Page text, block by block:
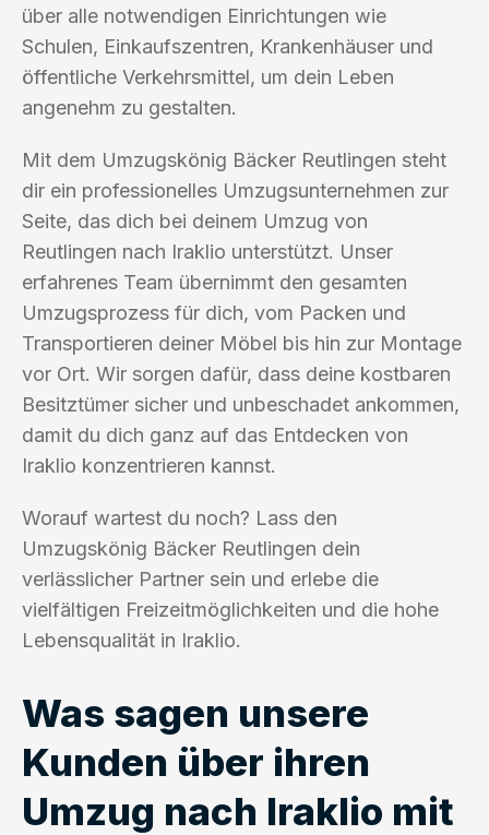
über alle notwendigen Einrichtungen wie
Schulen, Einkaufszentren, Krankenhäuser und
öffentliche Verkehrsmittel, um dein Leben
angenehm zu gestalten.
Mit dem Umzugskönig Bäcker Reutlingen steht
dir ein professionelles Umzugsunternehmen zur
Seite, das dich bei deinem Umzug von
Reutlingen nach Iraklio unterstützt. Unser
erfahrenes Team übernimmt den gesamten
Umzugsprozess für dich, vom Packen und
Transportieren deiner Möbel bis hin zur Montage
vor Ort. Wir sorgen dafür, dass deine kostbaren
Besitztümer sicher und unbeschadet ankommen,
damit du dich ganz auf das Entdecken von
Iraklio konzentrieren kannst.
Worauf wartest du noch? Lass den
Umzugskönig Bäcker Reutlingen dein
verlässlicher Partner sein und erlebe die
vielfältigen Freizeitmöglichkeiten und die hohe
Lebensqualität in Iraklio.
Was sagen unsere
Kunden über ihren
Umzug nach Iraklio mit